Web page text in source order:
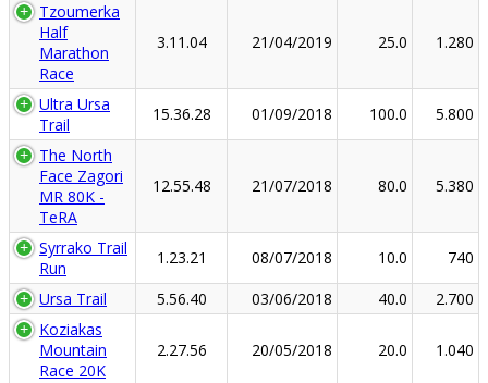
Tzoumerka
Half
Marathon
Race
3.11.04 21/04/2019 25.0 1.280
Ultra Ursa
Trail
15.36.28 01/09/2018 100.0
5.800
The North
Face Zagori
MR 80K -
TeRA
12.55.48 21/07/2018 80.0 5.380
Syrrako Trail
Run
1.23.21 08/07/2018 10.0
740
Ursa Trail
5.56.40 03/06/2018 40.0
2.700
Koziakas
Mountain
Race 20K
2.27.56 20/05/2018 20.0 1.040